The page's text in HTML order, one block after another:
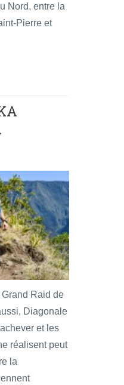
Nord, entre la
Pierre et
Raid de
Diagonale
et les
réalisent peut
la